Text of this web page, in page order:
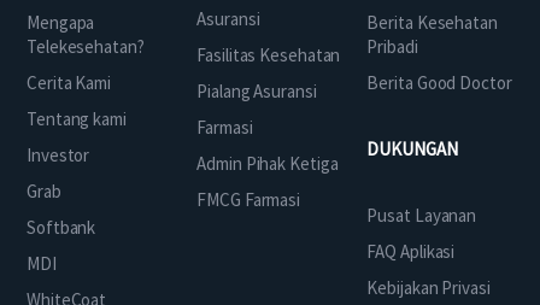
Mengapa
Telekesehatan?
Cerita Kami
Tentang kami
Investor
Grab
Softbank
MDI
WhiteCoat
Asuransi
Fasilitas Kesehatan
Pialang Asuransi
Farmasi
Admin Pihak Ketiga
FMCG Farmasi
Berita Kesehatan
Pribadi
Berita Good Doctor
DUKUNGAN
Pusat Layanan
FAQ Aplikasi
Kebijakan Privasi